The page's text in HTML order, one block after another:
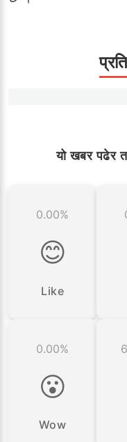
यो खबर पढेर
0.00%
😊
Like
0.00%
😮
Wow